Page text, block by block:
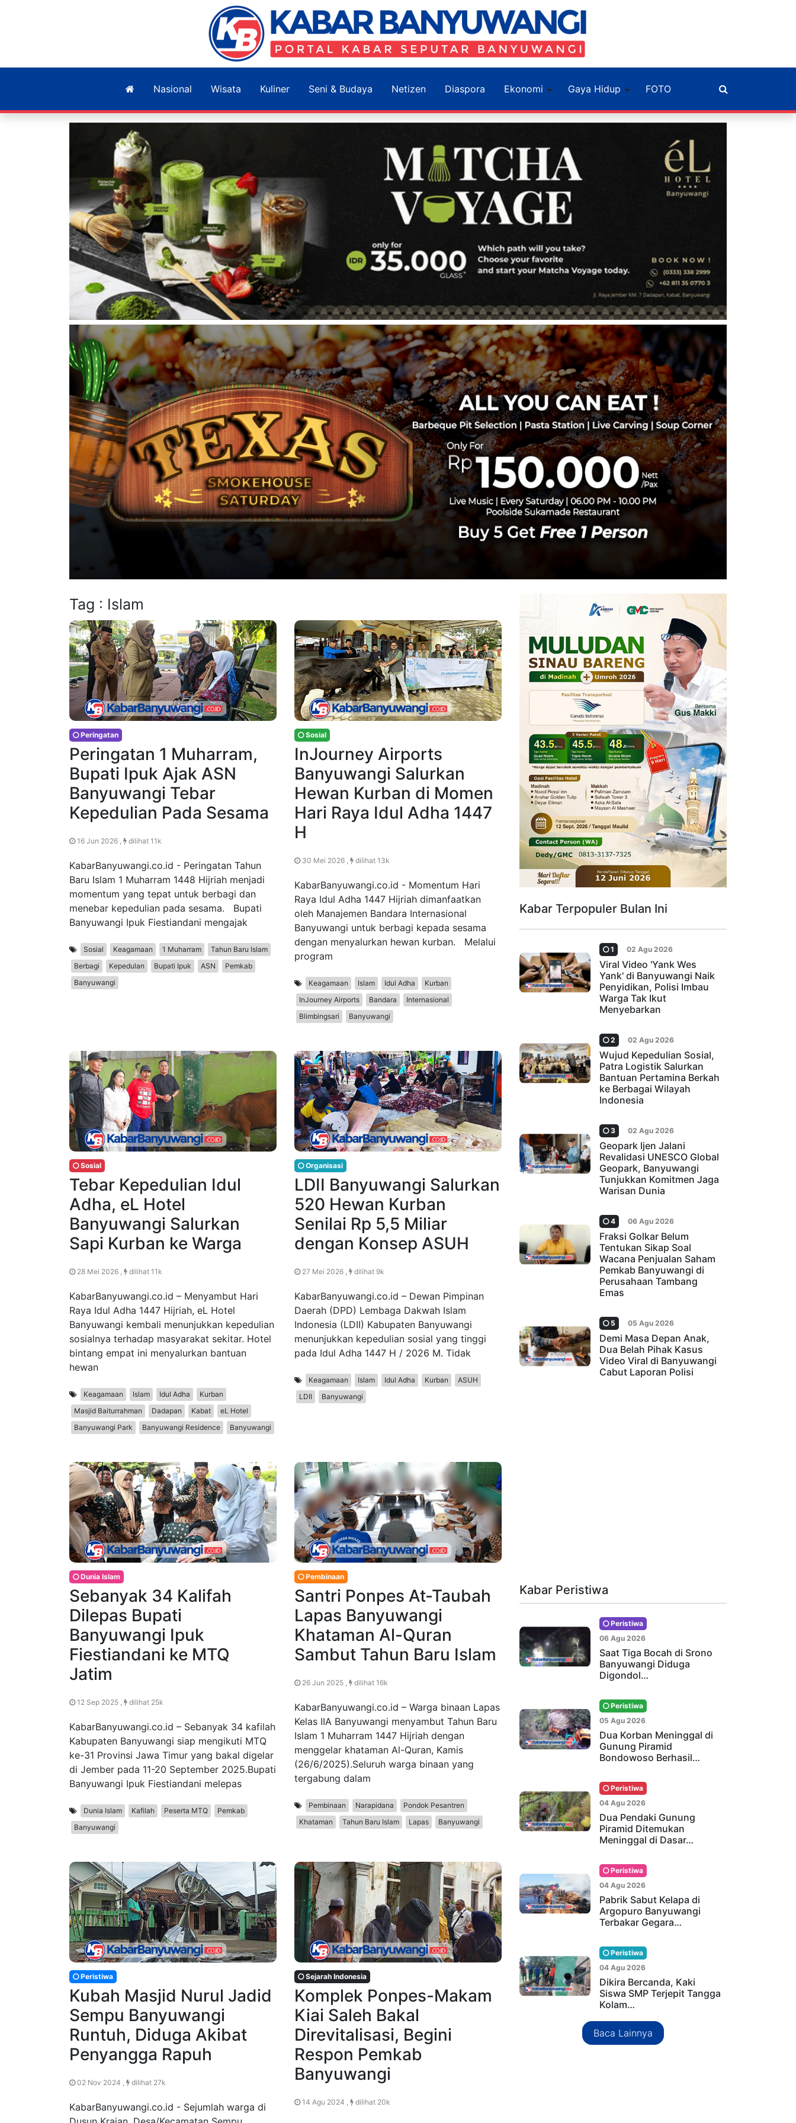
Nasional Wisata Kuliner Seni & Budaya Netizen Diaspora Ekonomi Gaya Hidup FOTO
Tag : Islam
Peringatan
Peringatan 1 Muharram,
Bupati Ipuk Ajak ASN
Banyuwangi Tebar
Kepedulian Pada Sesama
16 Jun 2026 , dilihat 11k
KabarBanyuwangi.co.id - Peringatan Tahun
Baru Islam 1 Muharram 1448 Hijriah menjadi
momentum yang tepat untuk berbagi dan
menebar kepedulian pada sesama. Bupati
Banyuwangi Ipuk Fiestiandani mengajak
Sosial Keagamaan 1 Muharram
Tahun Baru Islam
Berbagi
Kepedulan Bupati Ipuk ASN
Pemkab
Banyuwangi
Sosial
InJourney Airports
Banyuwangi Salurkan
Hewan Kurban di Momen
Hari Raya Idul Adha 1447
H
30 Mei 2026 , dilihat 13k
KabarBanyuwangi.co.id - Momentum Hari
Raya Idul Adha 1447 Hijriah dimanfaatkan
oleh Manajemen Bandara Internasional
Banyuwangi untuk berbagi kepada sesama
dengan menyalurkan hewan kurban. Melalui
program
Keagamaan Islam Idul Adha
Kurban
InJourney Airports
Bandara
Internasional
Blimbingsari
Banyuwangi
Sosial
Tebar Kepedulian Idul
Adha, eL Hotel
Banyuwangi Salurkan
Sapi Kurban ke Warga
28 Mei 2026 , dilihat 11k
KabarBanyuwangi.co.id – Menyambut Hari
Raya Idul Adha 1447 Hijriah, eL Hotel
Banyuwangi kembali menunjukkan kepedulian
sosialnya terhadap masyarakat sekitar. Hotel
bintang empat ini menyalurkan bantuan
hewan
Keagamaan Islam Idul Adha
Kurban
Masjid Baiturrahman
Dadapan Kabat
eL Hotel
Banyuwangi Park
Banyuwangi Residence Banyuwangi
Organisasi
LDII Banyuwangi Salurkan
520 Hewan Kurban
Senilai Rp 5,5 Miliar
dengan Konsep ASUH
27 Mei 2026 , dilihat 9k
KabarBanyuwangi.co.id – Dewan Pimpinan
Daerah (DPD) Lembaga Dakwah Islam
Indonesia (LDII) Kabupaten Banyuwangi
menunjukkan kepedulian sosial yang tinggi
pada Idul Adha 1447 H / 2026 M. Tidak
Keagamaan Islam Idul Adha Kurban
ASUH
LDII
Banyuwangi
Dunia Islam
Sebanyak 34 Kalifah
Dilepas Bupati
Banyuwangi Ipuk
Fiestiandani ke MTQ
Jatim
12 Sep 2025 , dilihat 25k
KabarBanyuwangi.co.id – Sebanyak 34 kafilah
Kabupaten Banyuwangi siap mengikuti MTQ
ke-31 Provinsi Jawa Timur yang bakal digelar
di Jember pada 11-20 September 2025.Bupati
Banyuwangi Ipuk Fiestiandani melepas
Dunia Islam Kafilah Peserta MTQ
Pemkab
Banyuwangi
Pembinaan
Santri Ponpes At-Taubah
Lapas Banyuwangi
Khataman Al-Quran
Sambut Tahun Baru Islam
26 Jun 2025 , dilihat 16k
KabarBanyuwangi.co.id – Warga binaan Lapas
Kelas IIA Banyuwangi menyambut Tahun Baru
Islam 1 Muharram 1447 Hijriah dengan
menggelar khataman Al-Quran, Kamis
(26/6/2025).Seluruh warga binaan yang
tergabung dalam
Pembinaan Narapidana
Pondok Pesantren
Khataman
Tahun Baru Islam Lapas Banyuwangi
Peristiwa
Kubah Masjid Nurul Jadid
Sempu Banyuwangi
Runtuh, Diduga Akibat
Penyangga Rapuh
02 Nov 2024 , dilihat 27k
KabarBanyuwangi.co.id - Sejumlah warga di
Sejarah Indonesia
Komplek Ponpes-Makam
Kiai Saleh Bakal
Direvitalisasi, Begini
Respon Pemkab
Banyuwangi
14 Agu 2024 , dilihat 20k
Kabar Terpopuler Bulan Ini
1 02 Agu 2026
Viral Video 'Yank Wes
Yank' di Banyuwangi Naik
Penyidikan, Polisi Imbau
Warga Tak Ikut
Menyebarkan
2 02 Agu 2026
Wujud Kepedulian Sosial,
Patra Logistik Salurkan
Bantuan Pertamina Berkah
ke Berbagai Wilayah
Indonesia
3 02 Agu 2026
Geopark Ijen Jalani
Revalidasi UNESCO Global
Geopark, Banyuwangi
Tunjukkan Komitmen Jaga
Warisan Dunia
4 06 Agu 2026
Fraksi Golkar Belum
Tentukan Sikap Soal
Wacana Penjualan Saham
Pemkab Banyuwangi di
Perusahaan Tambang
Emas
5 05 Agu 2026
Demi Masa Depan Anak,
Dua Belah Pihak Kasus
Video Viral di Banyuwangi
Cabut Laporan Polisi
Kabar Peristiwa
Peristiwa
06 Agu 2026
Saat Tiga Bocah di Srono
Banyuwangi Diduga
Digondol…
Peristiwa
05 Agu 2026
Dua Korban Meninggal di
Gunung Piramid
Bondowoso Berhasil…
Peristiwa
04 Agu 2026
Dua Pendaki Gunung
Piramid Ditemukan
Meninggal di Dasar…
Peristiwa
04 Agu 2026
Pabrik Sabut Kelapa di
Argopuro Banyuwangi
Terbakar Gegara…
Peristiwa
04 Agu 2026
Dikira Bercanda, Kaki
Siswa SMP Terjepit Tangga
Kolam…
Baca Lainnya